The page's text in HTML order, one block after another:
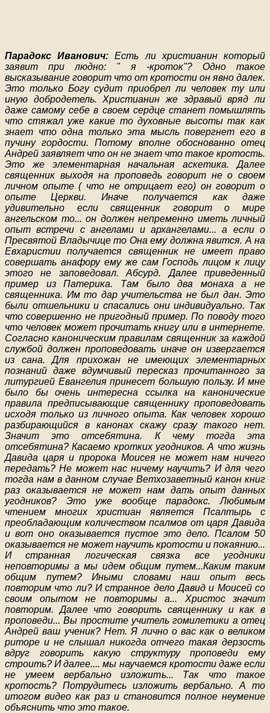
Парадокс Иванович: Есть ли христианин который
заявит при людно: " я -кроток"? Одно такое
высказывание говорит что от кротости он явно далек.
Это только Богу судит приобрел ли человек ту или
иную добродетель. Христианин же здравый вряд ли
даже самому себе в своем сердце станет помышлять
что стяжал уже какие то духовные высоты так как
знает что одна только эта мысль повергнет его в
пучину гордости. Потому вполне обоснованно отец
Андрей заявляет что он не знает что такое кротость.
Это же элементарная начальная аскетика. Далее
священник выходя на проповедь говорит не о своем
личном опыте ( что не отрицает его) он говорит о
опыте Церкви. Иначе получается как даже
удивительно если священник говорит о мире
ангельском то... он должен непременно иметь личный
опыт встречи с ангелами и архангелами... а если о
Пресвятой Владычице то Она ему должна явится. А на
Евхаристии получается священник не имеет право
совершать анафору ему же сам Господь лицом к лицу
этого не заповедовал. Абсурд. Далее приведенный
пример из Патерика. Там было два монаха а не
священника. Им то дар учительства не был дан. Это
были отшельники и спасались они индивидуально. Так
что совершенно не пригодный пример. По поводу того
что человек может прочитать книгу или в интернете.
Согласно каноническим правилам священник за каждой
службой должен проповедовать иначе он извергается
из сана. Для прихожан не имеющих элементарных
познаний даже вдумчивый пересказ прочитанного за
литургией Евангелия принесет большую пользу. И мне
было бы очень интересна ссылка на канонические
правила предписывающие священнику проповедовать
исходя только из личного опыта. Как человек хорошо
разбирающийся в канонах скажу сразу такого нет.
Значит это отсебятина. К чему тогда эта
отсебятина? Касаемо кротких угодников. А что жизнь
Давида царя и пророка Моисея не может нам ничего
передать? Не может нас ничему научить? И для чего
тогда нам в данном случае Ветхозаветный канон книг
раз оказывается не может нам дать опыт данных
угодников? Это уже вообще парадокс. Любимым
чтением многих христиан является Псалтырь с
преобладающим количеством псалмов от царя Давида
и вот оно оказывается пустое это дело. Псалом 50
оказывается не может научить кротости и покаянию...
И странная логическая связка все угодники
неповторимы а мы идем общим путем...Каким таким
общим путем? Иными словами наш опыт весь
повторим что ли? И странное дело Давид и Моисей со
своим опытом не повторимы а... Христос значит
повторим. Далее что говорить священнику и как в
проповеди... Вы простите учитель гомилетики а отец
Андрей ваш ученик? Нет. Я лично о вас как о великом
риторе и не слышал никогда отчего такая дерзость
вдруг говорить какую структуру проповеди ему
строить? И далее.... мы научаемся кротости даже если
не умеем вербально изложить... Так что такое
кротость? Потрудитесь изложить вербально. А то
итогом видео как раз и становится полное неумение
объяснить что это такое.